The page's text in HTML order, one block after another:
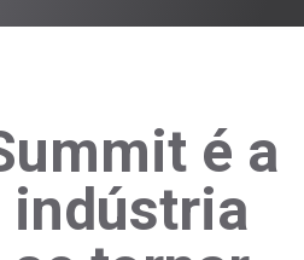
é a